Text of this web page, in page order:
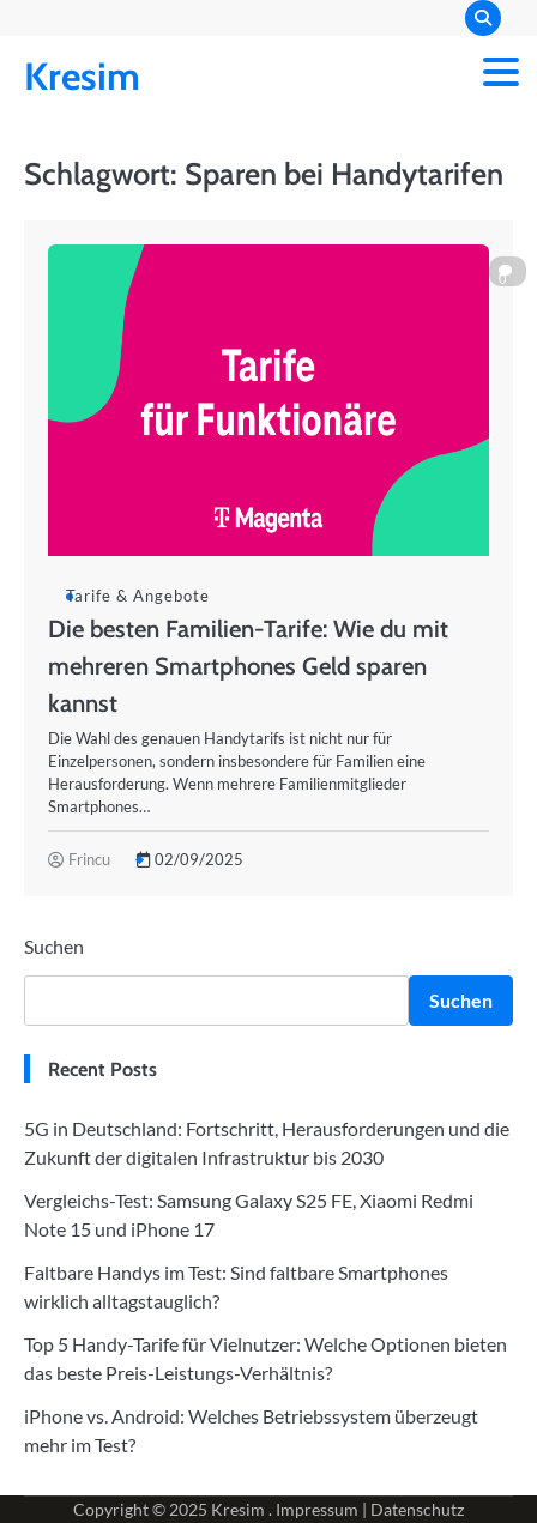
content
Kresim
Schlagwort: Sparen bei Handytarifen
0
Tarife & Angebote
Die besten Familien-Tarife: Wie du mit
mehreren Smartphones Geld sparen
kannst
Die Wahl des genauen Handytarifs ist nicht nur für
Einzelpersonen, sondern insbesondere für Familien eine
Herausforderung. Wenn mehrere Familienmitglieder
Smartphones…
Frincu 02/09/2025
Suchen
Suchen
Recent Posts
5G in Deutschland: Fortschritt, Herausforderungen und die
Zukunft der digitalen Infrastruktur bis 2030
Vergleichs-Test: Samsung Galaxy S25 FE, Xiaomi Redmi
Note 15 und iPhone 17
Faltbare Handys im Test: Sind faltbare Smartphones
wirklich alltagstauglich?
Top 5 Handy-Tarife für Vielnutzer: Welche Optionen bieten
das beste Preis-Leistungs-Verhältnis?
iPhone vs. Android: Welches Betriebssystem überzeugt
mehr im Test?
Copyright © 2025 Kresim . Impressum | Datenschutz